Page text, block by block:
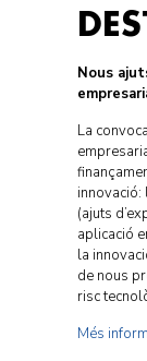
Nous
La
innovació:
(ajuts
aplicació
la
de nous
risc
Més